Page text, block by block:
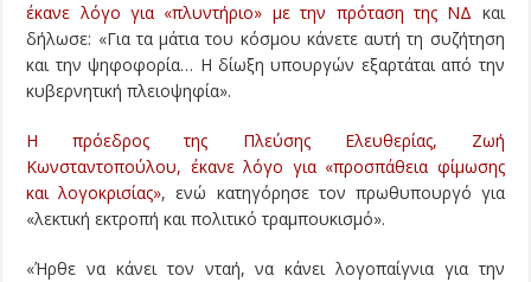
έκανε λόγο για «πλυντήριο» με την πρόταση της ΝΔ και
δήλωσε: «Για τα μάτια του κόσμου κάνετε αυτή τη συζήτηση
και την ψηφοφορία… Η δίωξη υπουργών εξαρτάται από την
κυβερνητική πλειοψηφία».
Η πρόεδρος της Πλεύσης Ελευθερίας, Ζωή
Κωνσταντοπούλου, έκανε λόγο για «προσπάθεια φίμωσης
και λογοκρισίας», ενώ κατηγόρησε τον πρωθυπουργό για
«λεκτική εκτροπή και πολιτικό τραμπουκισμό».
«Ήρθε να κάνει τον νταή, να κάνει λογοπαίγνια για την